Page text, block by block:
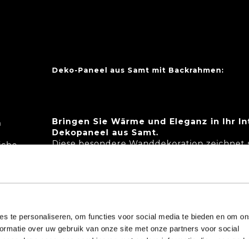
te personaliseren, om functies voor social media te bieden en om
over uw gebruik van onze site met onze partners voor social
Deko-Paneel aus Samt mit Backrahmen:
Bringen Sie Wärme und Eleganz in Ihr
Dekopaneel aus Samt.
Diese besondere Wanddekoration zeichnet
samtige Oberschicht aus, die für ein
subtilen Schimmer sorgt. Die samtige
Kunstwerk Tiefe und Charakter und
ist eine stilvolle
oder schicke Hotelinterieurs. Die Farben
besonders intensiv und satt zur Geltung